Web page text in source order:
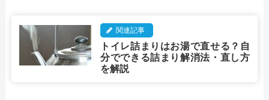
関連記事
トイレ詰まりはお湯で直せる？自
分でできる詰まり解消法・直し方
を解説